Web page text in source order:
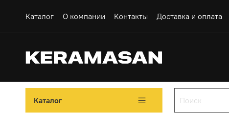
Каталог О компании Контакты Доставка и оплата
Каталог